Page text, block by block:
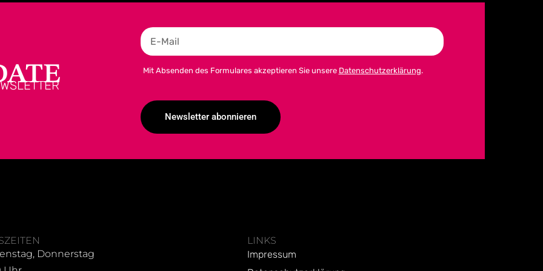
Mit Absenden des Formulares akzeptieren Sie unsere Datenschutzerklärung.
Newsletter abonnieren
Donnerstag
LINKS
Impressum